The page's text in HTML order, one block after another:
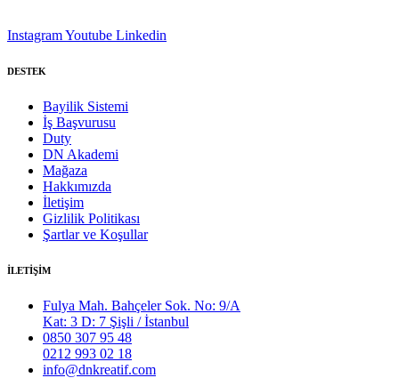
InstagramYoutube Linkedin
DESTEK
Bayilik Sistemi
İş Başvurusu
Duty
DN Akademi
Mağaza
Hakkımızda
İletişim
Gizlilik Politikası
Şartlar ve Koşullar
İLETİŞİM
Fulya Mah. Bahçeler Sok. No: 9/A
Kat: 3 D: 7 Şişli / İstanbul
0850 307 95 48
0212 993 02 18
info@dnkreatif.com